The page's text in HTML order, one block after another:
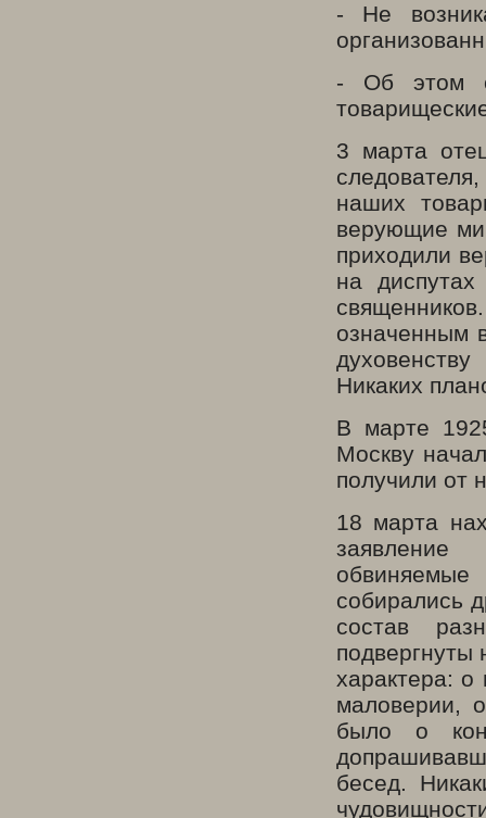
- Не
- Об этом
3 марта
наших
верующие
приходили
на
означенным
Никаких
В марте
Москву
получили от
18 марта
заявление
обвиняемые
собирались
состав
характера:
маловерии,
было о
бесед.